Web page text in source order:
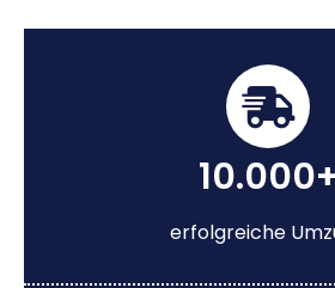
10.000+
erfolgreiche